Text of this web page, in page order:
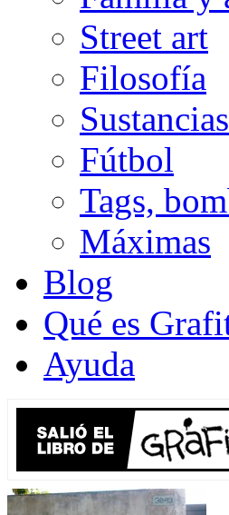
Street art
Filosofía
Sustancias
Fútbol
Tags,
Máximas
Blog
Qué es
Ayuda